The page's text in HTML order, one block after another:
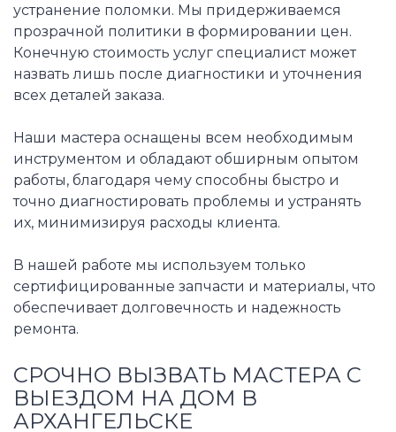
устранение поломки. Мы придерживаемся
прозрачной политики в формировании цен.
Конечную стоимость услуг специалист может
назвать лишь после диагностики и уточнения
всех деталей заказа.
Наши мастера оснащены всем необходимым
инструментом и обладают обширным опытом
работы, благодаря чему способны быстро и
точно диагностировать проблемы и устранять
их, минимизируя расходы клиента.
В нашей работе мы используем только
сертифицированные запчасти и материалы, что
обеспечивает долговечность и надежность
ремонта.
СРОЧНО ВЫЗВАТЬ МАСТЕРА С
ВЫЕЗДОМ НА ДОМ В
АРХАНГЕЛЬСКЕ